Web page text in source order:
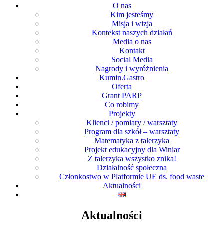
O nas
Kim jesteśmy
Misja i wizja
Kontekst naszych działań
Media o nas
Kontakt
Social Media
Nagrody i wyróżnienia
Kumin.Gastro
Oferta
Grant PARP
Co robimy
Projekty
Klienci / pomiary / warsztaty
Program dla szkół – warsztaty
Matematyka z talerzyka
Projekt edukacyjny dla Winiar
Z talerzyka wszystko znika!
Działalność społeczna
Członkostwo w Platformie UE ds. food waste
Aktualności
Aktualności